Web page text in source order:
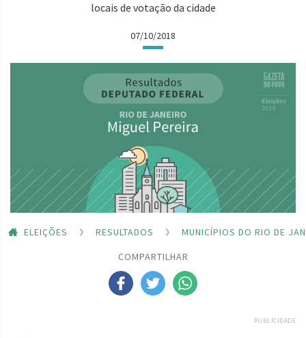
locais de votação da cidade
07/10/2018
ELEIÇÕES RESULTADOS
MUNICÍPIOS DO RIO DE
COMPARTILHAR
PUBLICIDADE